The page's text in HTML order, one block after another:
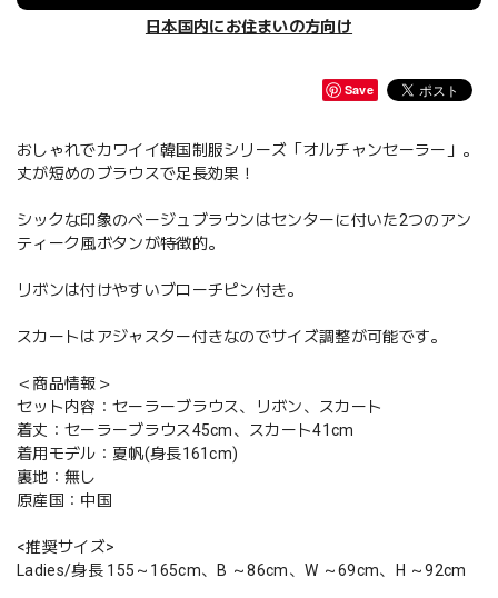
日本国内にお住まいの方向け
Save
おしゃれでカワイイ韓国制服シリーズ「オルチャンセーラー」。
丈が短めのブラウスで足長効果！
シックな印象のベージュブラウンはセンターに付いた2つのアン
ティーク風ボタンが特徴的。
リボンは付けやすいブローチピン付き。
スカートはアジャスター付きなのでサイズ調整が可能です。
＜商品情報＞
セット内容：セーラーブラウス、リボン、スカート
着丈：セーラーブラウス45cm、スカート41cm
着用モデル：夏帆(身長161cm)
裏地：無し
原産国：中国
<推奨サイズ>
Ladies/身長 155～165cm、B ～86cm、W ～69cm、H ～92cm